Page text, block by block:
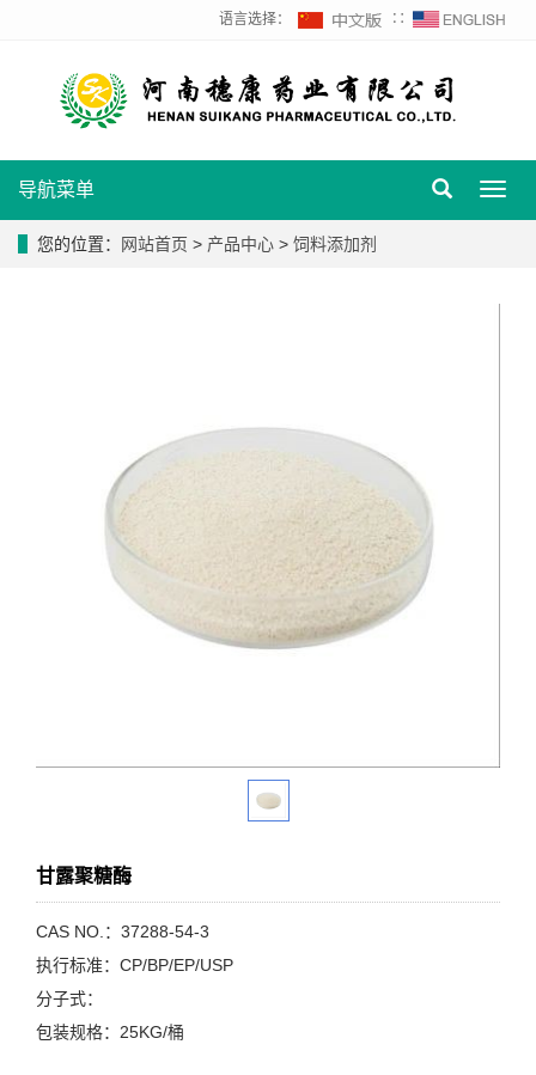
语言选择： ∷
导航菜单
您的位置： 网站首页 > 产品中心 > 饲料添加剂
甘露聚糖酶
CAS NO.：37288-54-3
执行标准：CP/BP/EP/USP
分子式：
包装规格：25KG/桶